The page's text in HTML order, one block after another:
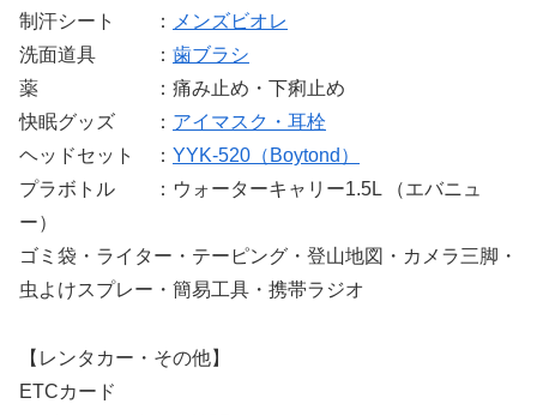
制汗シート ： メンズビオレ
洗面道具 ： 歯ブラシ
薬 ：痛み止め・下痢止め
快眠グッズ ： アイマスク・耳栓
ヘッドセット ： YYK-520（‎Boytond）
プラボトル ：ウォーターキャリー1.5L （エバニュ
ー）
ゴミ袋・ライター・テーピング・登山地図・カメラ三脚・
虫よけスプレー・簡易工具・携帯ラジオ
【レンタカー・その他】
ETCカード